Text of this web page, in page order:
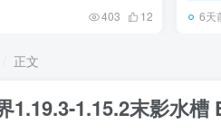
403 12 6天
正文
1.19.3-1.15.2末影水槽